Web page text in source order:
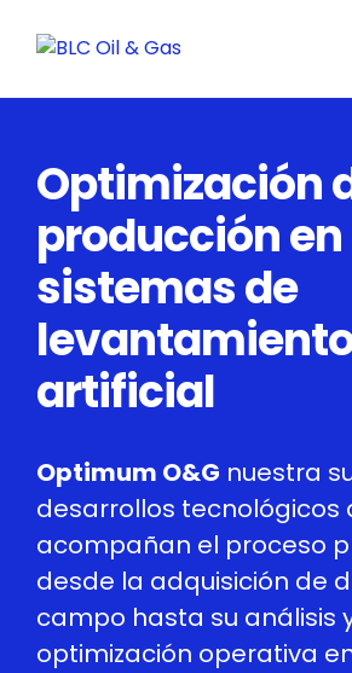
Optimización
producción en
sistemas de
artificial
Optimum O&G nuestra
desarrollos tecnológicos
acompañan el proceso
desde la adquisición de
campo hasta su análisis
optimización operativa